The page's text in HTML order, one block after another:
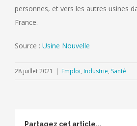
personnes, et vers les autres usines
France.
Source : Usine Nouvelle
28 juillet 2021 | Emploi, Industrie, Santé
Partagez cet article...